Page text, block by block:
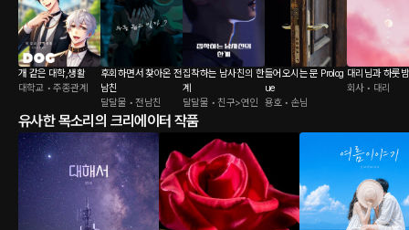
개 같은 대학,생활
대학교 • 주종관계
후회하면서 찾아온 전
남친
달달물 • 전남친
집착하는 남사친의 한
계
달달물 • 친구>연인
들어오시는 문 Prolog
ue
용호 • 손님
대리님과 하룻
회사 • 대리
유사한 목소리의 크리에이터 작품